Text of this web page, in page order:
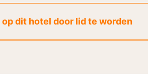
dit hotel door lid te worden